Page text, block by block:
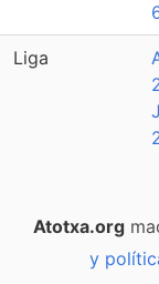
Liga
Atotxa.org
y